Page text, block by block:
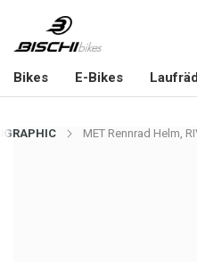
Bikes E-Bikes
MET Rennrad Helm,